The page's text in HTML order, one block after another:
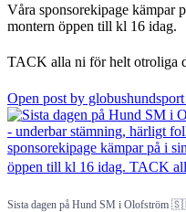
Våra sponsorekipage kämpar
montern öppen till kl 16 idag.
TACK alla ni för helt otroliga
Open post by
Sista dagen på Hund SM i Olofström